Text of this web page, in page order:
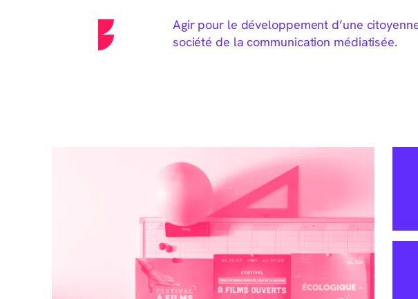
Agir pour le développement d’une
société de la communication médiatisée.